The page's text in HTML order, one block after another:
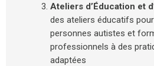
Ateliers d’Éducation et
des ateliers éducatifs
personnes autistes et
professionnels à des
adaptées